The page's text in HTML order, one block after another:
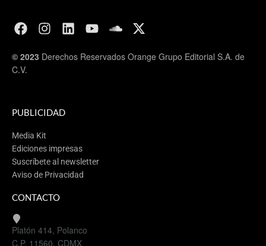
© 2023 Derechos Reservados Orange Grupo Editorial S.A. de
C.V.
PUBLICIDAD
Media Kit
Ediciones impresas
Suscríbete al newsletter
Aviso de Privacidad
CONTACTO
Platón 414, Polanco
C.P. 11560, CDMX